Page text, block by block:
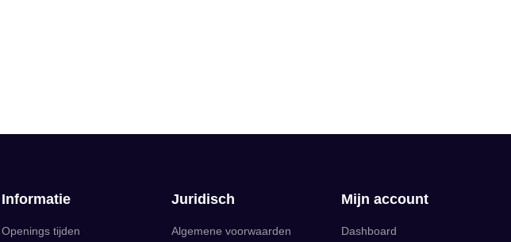
Informatie
Openings tijden
Juridisch
Algemene voorwaarden
Mijn account
Dashboard